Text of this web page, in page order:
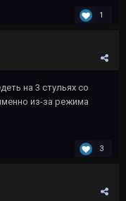
1
на 3 стульях со
из-за режима
3